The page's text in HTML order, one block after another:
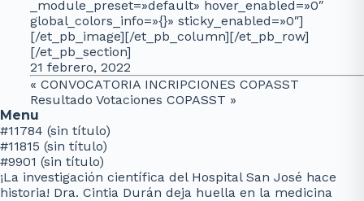
_module_preset=»default» hover_enabled=»0″
global_colors_info=»{}» sticky_enabled=»0″]
[/et_pb_image][/et_pb_column][/et_pb_row]
[/et_pb_section]
21 febrero, 2022
«CONVOCATORIA INCRIPCIONES COPASST
Resultado Votaciones COPASST »
Menu
#11784 (sin título)
#11815 (sin título)
#9901 (sin título)
¡La investigación científica del Hospital San José hace
historia! Dra. Cintia Durán deja huella en la medicina